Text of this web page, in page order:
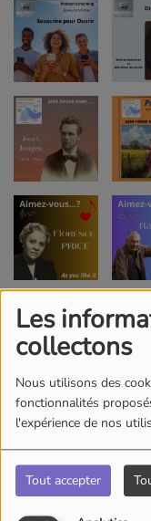
Les
collectons
Nous utilisons des
fonctionnalités
l'expérience de nos
Tout accepter